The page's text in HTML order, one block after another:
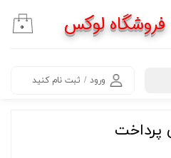
ورود / ثبت نام کنید
۰ فروشگاه لوکس
پرداخت